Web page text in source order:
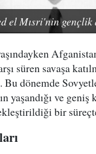
el Mısri'nin gençlik
süren savaşa
dönemde
yaşandığı ve geniş
bir